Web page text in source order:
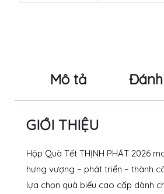
Mô tả
GIỚI THIỆU
Hộp Quà Tết THỊNH PHÁT 2026
hưng vượng – phát triển – thành
lựa chọn quà biếu cao cấp dành